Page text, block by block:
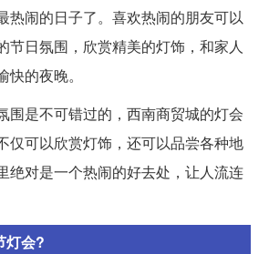
热闹的日子了。喜欢热闹的朋友可以
节日氛围，欣赏精美的灯饰，和家人
的夜晚。
围是不可错过的，西南商贸城的灯会
仅可以欣赏灯饰，还可以品尝各种地
绝对是一个热闹的好去处，让人流连
灯会?